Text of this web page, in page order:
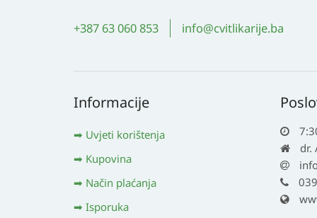
+387 63 060 853 info@cvitlikarije.ba
Informacije
Uvjeti korištenja
Kupovina
Način plaćanja
Isporuka
dr.